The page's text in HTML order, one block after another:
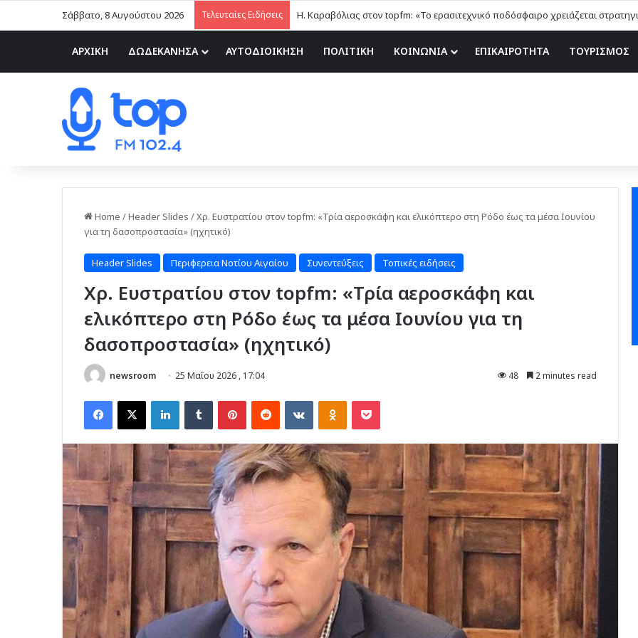
Σάββατο, 8 Αυγούστου 2026 Τελευταίες Ειδήσεις
ΑΡΧΙΚΗ ΔΩΔΕΚΑΝΗΣΑ ΑΥΤΟΔΙΟΙΚΗΣΗ ΠΟΛΙΤΙΚΗ ΚΟΙΝΩΝΙΑ ΕΠΙΚΑΙΡΟΤΗΤΑ ΤΟΥΡΙΣΜΟΣ
Home /Header Slides /Χρ. Ευστρατίου στον topfm: «Τρία αεροσκάφη και ελικόπτερο στη Ρόδο έως τα μέσα Ιουνίου
για τη δασοπροστασία» (ηχητικό)
Header Slides Περιφερεια Νοτίου Αιγαίου Συνεντεύξεις Τοπικές ειδήσεις
Χρ. Ευστρατίου στον topfm: «Τρία αεροσκάφη και
ελικόπτερο στη Ρόδο έως τα μέσα Ιουνίου για τη
δασοπροστασία» (ηχητικό)
newsroom 25 Μαΐου 2026 , 17:04 48 2 minutes read
Facebook
X LinkedInTumblr PinterestReddit VKontakteOdnoklassniki
Pocket